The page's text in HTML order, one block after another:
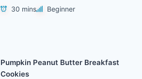
30 mins Beginner
Pumpkin Peanut Butter Breakfast
Cookies